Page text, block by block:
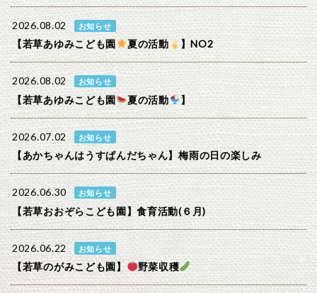
2026.08.02 お知らせ
【若草あゆみこども園 夏の活動 】NO2
2026.08.02 お知らせ
【若草あゆみこども園 夏の活動 】
2026.07.02 お知らせ
【あかちゃんはうすぱんだちゃん】梅雨の日の楽しみ
2026.06.30 お知らせ
【若草おおぞらこども園】食育活動(６月)
2026.06.22 お知らせ
【若草のがみこども園】 野菜収穫